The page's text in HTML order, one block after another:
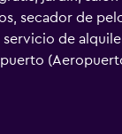
secador de
de